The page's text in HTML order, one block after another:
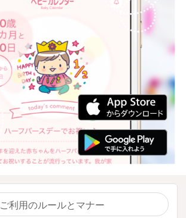
ご利用のルールとマナー